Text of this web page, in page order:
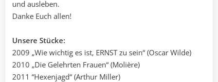
und ausleben.
Danke Euch allen!
Unsere Stücke:
2009 „Wie wichtig es ist, ERNST zu sein“ (Oscar Wilde)
2010 „Die Gelehrten Frauen“ (Molière)
2011 “Hexenjagd“ (Arthur Miller)